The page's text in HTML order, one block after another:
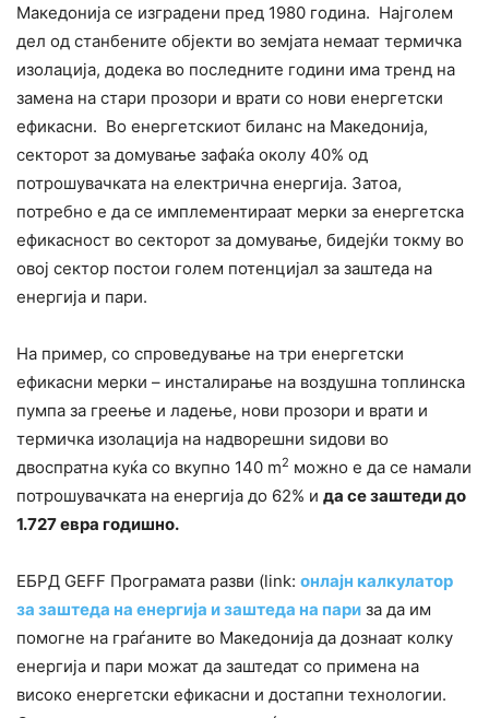
Македонија се изградени пред 1980 година. Најголем
дел од станбените објекти во земјата немаат термичка
изолација, додека во последните години има тренд на
замена на стари прозори и врати со нови енергетски
ефикасни. Во енергетскиот биланс на Македонија,
секторот за домување зафаќа околу 40% од
потрошувачката на електрична енергија. Затоа,
потребно е да се имплементираат мерки за енергетска
ефикасност во секторот за домување, бидејќи токму во
овој сектор постои голем потенцијал за заштеда на
енергија и пари.
На пример, со спроведување на три енергетски
ефикасни мерки – инсталирање на воздушна топлинска
пумпа за греење и ладење, нови прозори и врати и
термичка изолација на надворешни ѕидови во
двоспратна куќа со вкупно 140 m2 можно е да се намали
потрошувачката на енергија до 62% и да сезаштеди до
1.727 евра годишно.
ЕБРД GEFF Програмата разви (link: онлајн калкулатор
за заштеда на енергија и заштеда на пари за да им
помогне на граѓаните во Македонија да дознаат колку
енергија и пари можат да заштедат со примена на
високо енергетски ефикасни и достапни технологии.